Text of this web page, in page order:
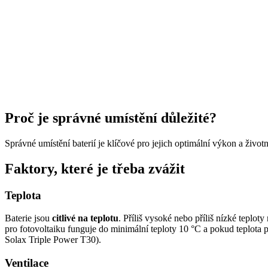
Proč je správné umístění důležité?
Správné umístění baterií je klíčové pro jejich optimální výkon a
Faktory, které je třeba zvážit
Teplota
Baterie jsou citlivé na teplotu. Příliš vysoké nebo příliš nízké
pro fotovoltaiku funguje do minimální teploty 10 °C a pokud teplota
Solax Triple Power T30).
Ventilace